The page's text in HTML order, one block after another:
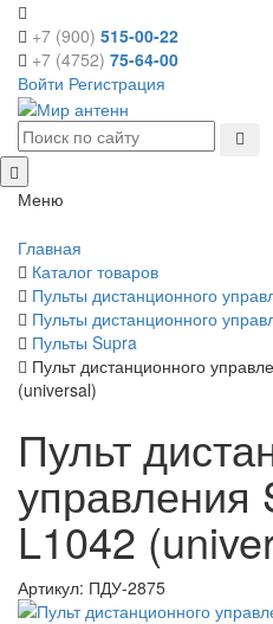
+7 (900) 515-00-22
+7 (4752) 75-64-00
Войти Регистрация
Меню
Главная
Каталог товаров
Пульты дистанционного
Пульты дистанционного
Пульты Supra
Пульт дистанционного
(universal)
Пульт
управления
L1042
Артикул: ПДУ-2875